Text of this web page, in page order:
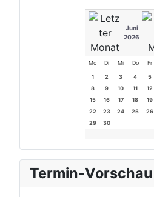
Juni
2026
Mo Di Mi Do Fr
1 2 3 4 5
8
9 10 11 12
15
16 17 18 19
22
23 24 25 26
29
30
Termin-Vorschau